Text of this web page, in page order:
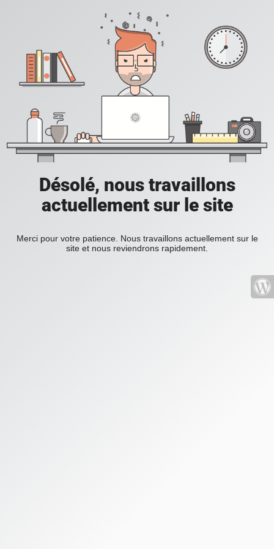
Désolé, nous travaillons
actuellement sur le site
Merci pour votre patience. Nous travaillons actuellement sur le
site et nous reviendrons rapidement.